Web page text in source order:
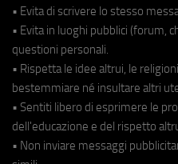
• Evita di scrivere lo stesso
• Evita in luoghi pubblici (forum,
questioni personali.
• Rispetta le idee altrui, le
bestemmiare né insultare altri
• Sentiti libero di esprimere le
dell'educazione e del rispetto
• Non inviare messaggi